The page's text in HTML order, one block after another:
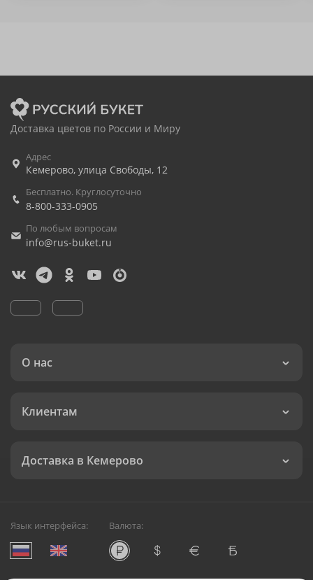
Доставка цветов по России и Миру
Адрес
Кемерово, улица Свободы, 12
Бесплатно. Круглосуточно
8-800-333-0905
По любым вопросам
info@rus-buket.ru
О нас
Клиентам
Доставка в Кемерово
Язык интерфейса: Валюта: